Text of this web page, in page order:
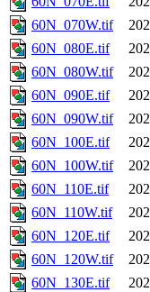
60N_070W.tif
60N_080E.tif
60N_080W.tif
60N_090E.tif
60N_090W.tif
60N_100E.tif
60N_100W.tif
60N_110E.tif
60N_110W.tif
60N_120E.tif
60N_120W.tif
60N_130E.tif